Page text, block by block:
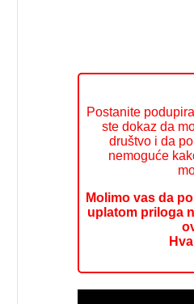
Postanite
ste dokaz da
društvo i da
nemoguće
Molimo vas da
uplatom priloga